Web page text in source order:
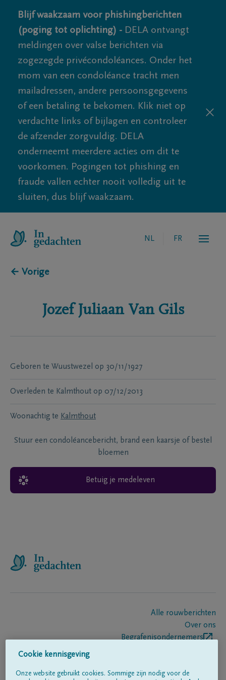
Blijf waakzaam voor phishingberichten
(poging tot oplichting) - DELA ontvangt
meldingen over valse berichten via
zogezegde privécondoléances. Onder het
mom van een condoléance tracht men
mailadressen, andere persoonsgegevens
of een betaling te bekomen. Klik niet op
verdachte links of bijlagen en controleer
de afzender zorgvuldig. DELA
onderneemt meerdere acties om dit te
voorkomen. Pogingen tot phishing en
fraude vallen echter nooit volledig uit te
sluiten, dus blijf waakzaam.
NL FR
← Vorige
Jozef Juliaan Van Gils
Geboren te Wuustwezel op 30/11/1927
Overleden te Kalmthout op 07/12/2013
Woonachtig te Kalmthout
Stuur een condoléancebericht, brand een kaarsje of bestel
bloemen
Betuig je medeleven
Alle rouwberichten
Over ons
Begrafenisondernemers
Cookie kennisgeving
Onze website gebruikt cookies. Sommige zijn nodig voor de